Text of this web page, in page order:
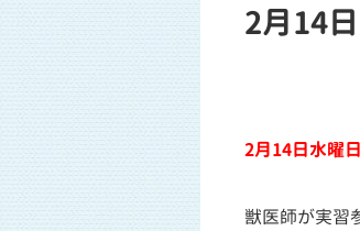
2月14
2月14日水曜
獣医師が実習